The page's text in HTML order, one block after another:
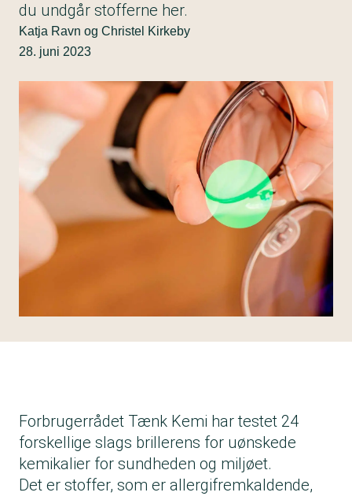
du undgår stofferne her.
Katja Ravn og Christel Kirkeby
28. juni 2023
Forbrugerrådet Tænk Kemi har testet 24
forskellige slags brillerens for uønskede
kemikalier for sundheden og miljøet.
Det er stoffer, som er allergifremkaldende,